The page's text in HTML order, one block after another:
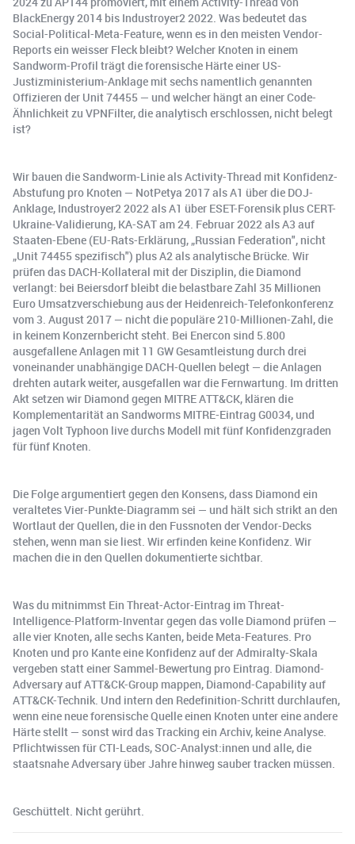
BlackEnergy 2014 bis Industroyer2 2022. Was bedeutet das
Social-Political-Meta-Feature, wenn es in den meisten Vendor-
Reports ein weisser Fleck bleibt? Welcher Knoten in einem
Sandworm-Profil trägt die forensische Härte einer US-
Justizministerium-Anklage mit sechs namentlich genannten
Offizieren der Unit 74455 — und welcher hängt an einer Code-
Ähnlichkeit zu VPNFilter, die analytisch erschlossen, nicht belegt
ist?
Wir bauen die Sandworm-Linie als Activity-Thread mit Konfidenz-
Abstufung pro Knoten — NotPetya 2017 als A1 über die DOJ-
Anklage, Industroyer2 2022 als A1 über ESET-Forensik plus CERT-
Ukraine-Validierung, KA-SAT am 24. Februar 2022 als A3 auf
Staaten-Ebene (EU-Rats-Erklärung, „Russian Federation", nicht
„Unit 74455 spezifisch") plus A2 als analytische Brücke. Wir
prüfen das DACH-Kollateral mit der Disziplin, die Diamond
verlangt: bei Beiersdorf bleibt die belastbare Zahl 35 Millionen
Euro Umsatzverschiebung aus der Heidenreich-Telefonkonferenz
vom 3. August 2017 — nicht die populäre 210-Millionen-Zahl, die
in keinem Konzernbericht steht. Bei Enercon sind 5.800
ausgefallene Anlagen mit 11 GW Gesamtleistung durch drei
voneinander unabhängige DACH-Quellen belegt — die Anlagen
drehten autark weiter, ausgefallen war die Fernwartung. Im dritten
Akt setzen wir Diamond gegen MITRE ATT&CK, klären die
Komplementarität an Sandworms MITRE-Eintrag G0034, und
jagen Volt Typhoon live durchs Modell mit fünf Konfidenzgraden
für fünf Knoten.
Die Folge argumentiert gegen den Konsens, dass Diamond ein
veraltetes Vier-Punkte-Diagramm sei — und hält sich strikt an den
Wortlaut der Quellen, die in den Fussnoten der Vendor-Decks
stehen, wenn man sie liest. Wir erfinden keine Konfidenz. Wir
machen die in den Quellen dokumentierte sichtbar.
Was du mitnimmst Ein Threat-Actor-Eintrag im Threat-
Intelligence-Platform-Inventar gegen das volle Diamond prüfen —
alle vier Knoten, alle sechs Kanten, beide Meta-Features. Pro
Knoten und pro Kante eine Konfidenz auf der Admiralty-Skala
vergeben statt einer Sammel-Bewertung pro Eintrag. Diamond-
Adversary auf ATT&CK-Group mappen, Diamond-Capability auf
ATT&CK-Technik. Und intern den Redefinition-Schritt durchlaufen,
wenn eine neue forensische Quelle einen Knoten unter eine andere
Härte stellt — sonst wird das Tracking ein Archiv, keine Analyse.
Pflichtwissen für CTI-Leads, SOC-Analyst:innen und alle, die
staatsnahe Adversary über Jahre hinweg sauber tracken müssen.
Geschüttelt. Nicht gerührt.